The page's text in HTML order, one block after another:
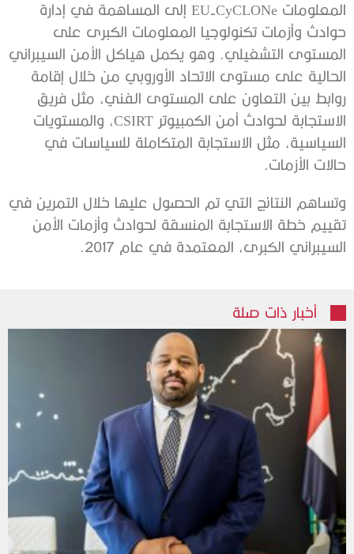
المعلومات EU-CyCLONe إلى المساهمة في إدارة
حوادث وأزمات تكنولوجيا المعلومات الكبرى على
المستوى التشغيلي. وهو يكمل هياكل الأمن السيبراني
الحالية على مستوى الاتحاد الأوروبي من خلال إقامة
روابط بين التعاون على المستوى الفني، مثل فريق
الاستجابة لحوادث أمن الكمبيوتر CSIRT، والمستويات
السياسية، مثل الاستجابة المتكاملة للسياسات في
حالات الأزمات.
وتساهم النتائج التي تم الحصول عليها خلال التمرين في
تقييم خطة الاستجابة المنسقة لحوادث وأزمات الأمن
السيبراني الكبرى، المعتمدة في عام 2017.
أخبار ذات صلة